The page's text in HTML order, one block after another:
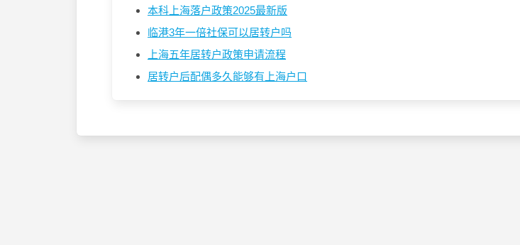
本科上海落户政策2025最新版
临港3年一倍社保可以居转户吗
上海五年居转户政策申请流程
居转户后配偶多久能够有上海户口